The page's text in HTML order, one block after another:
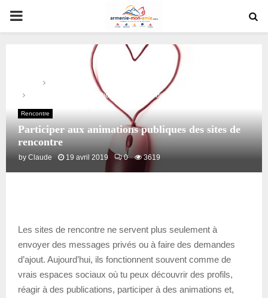
PRIMARY
Participer aux animations publiques des sites de rencontre
Rencontre
Participer aux animations publiques des sites de
rencontre
by Claude 19 avril 2019 0 3619
Les sites de rencontre ne servent plus seulement à
envoyer des messages privés ou à faire des demandes
d’ajout. Aujourd’hui, ils fonctionnent souvent comme de
vrais espaces sociaux où tu peux découvrir des profils,
réagir à des publications, participer à des animations et,